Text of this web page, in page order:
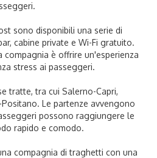
sono disponibili una serie di
cabine private e Wi-Fi gratuito.
è offrire un'esperienza
stress ai passeggeri.
tratte, tra cui Salerno-Capri,
Le partenze avvengono
possono raggiungere le
rapido e comodo.
compagnia di traghetti con una